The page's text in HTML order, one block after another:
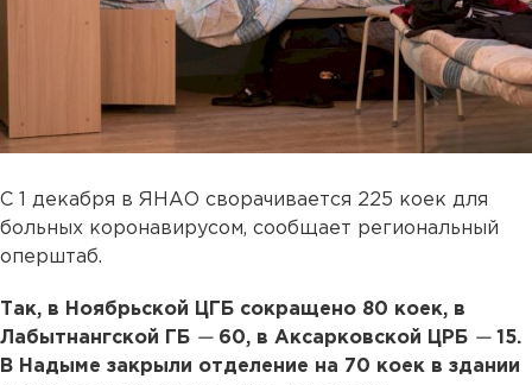
С 1 декабря в ЯНАО сворачивается 225 коек для
больных коронавирусом, сообщает региональный
оперштаб.
Так, в Ноябрьской ЦГБ сокращено 80 коек, в
Лабытнангской ГБ —60, в Аксарковской ЦРБ —15.
В Надыме закрыли отделение на 70 коек в здании